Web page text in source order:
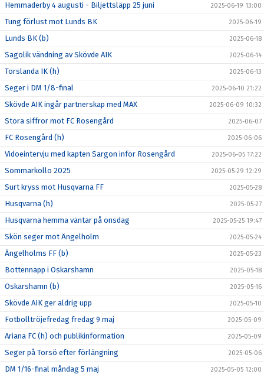
Hemmaderby 4 augusti - Biljettsläpp 25 juni 2025-06-19 13:00
Tung förlust mot Lunds BK 2025-06-19
Lunds BK (b) 2025-06-18
Sagolik vändning av Skövde AIK 2025-06-14
Torslanda IK (h) 2025-06-13
Seger i DM 1/8-final 2025-06-10 21:22
Skövde AIK ingår partnerskap med MAX 2025-06-09 10:32
Stora siffror mot FC Rosengård 2025-06-07
FC Rosengård (h) 2025-06-06
Vidoeintervju med kapten Sargon inför Rosengård 2025-06-05 17:22
Sommarkollo 2025 2025-05-29 12:29
Surt kryss mot Husqvarna FF 2025-05-28
Husqvarna (h) 2025-05-27
Husqvarna hemma väntar på onsdag 2025-05-25 19:47
Skön seger mot Ängelholm 2025-05-24
Ängelholms FF (b) 2025-05-23
Bottennapp i Oskarshamn 2025-05-18
Oskarshamn (b) 2025-05-16
Skövde AIK ger aldrig upp 2025-05-10
Fotbolltröjefredag fredag 9 maj 2025-05-09
Ariana FC (h) och publikinformation 2025-05-09
Seger på Torsö efter förlängning 2025-05-06
DM 1/16-final måndag 5 maj 2025-05-05 12:00